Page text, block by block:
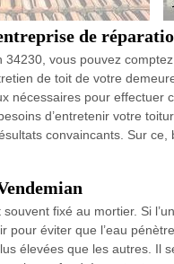
de
34230, vous pouvez
de toit de votre
nécessaires pour effectuer
d’entretenir votre
convaincants. Sur
fixé au mortier. Si
pour éviter que l’eau
élevées que les autres. Il